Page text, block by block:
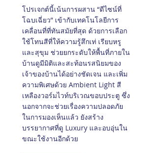
โปรเจกต์นี้เน้นการผสาน “ดีไซน์ที่
โฉบเฉี่ยว” เข้ากับเทคโนโลยีการ
เคลื่อนที่ที่ทันสมัยที่สุด ด้วยการเลือก
ใช้โทนสีที่ให้ความรู้สึกเท่ เรียบหรู
และสุขุม ช่วยยกระดับให้พื้นที่ภายใน
บ้านดูมีมิติและสะท้อนรสนิยมของ
เจ้าของบ้านได้อย่างชัดเจน และเพิ่ม
ความพิเศษด้วย Ambient Light สี
เหลืองวอร์มไวท์บริเวณขอบประตู ซึ่ง
นอกจากจะช่วยเรื่องความปลอดภัย
ในการมองเห็นแล้ว ยังสร้าง
บรรยากาศที่ดู Luxury และอบอุ่นใน
ขณะใช้งานอีกด้วย